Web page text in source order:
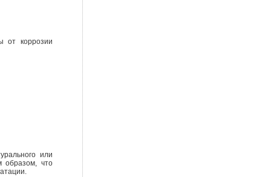
коррозии
или
образом, что